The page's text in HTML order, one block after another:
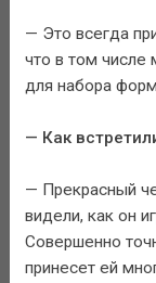
— Это всегда
что в том числе
для набора
— Как
— Прекрасный
видели, как он
Совершенно
принесет ей